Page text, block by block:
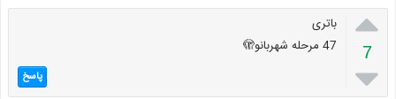

7

باتری
47 مرحله شهربانو🫣
پاسخ